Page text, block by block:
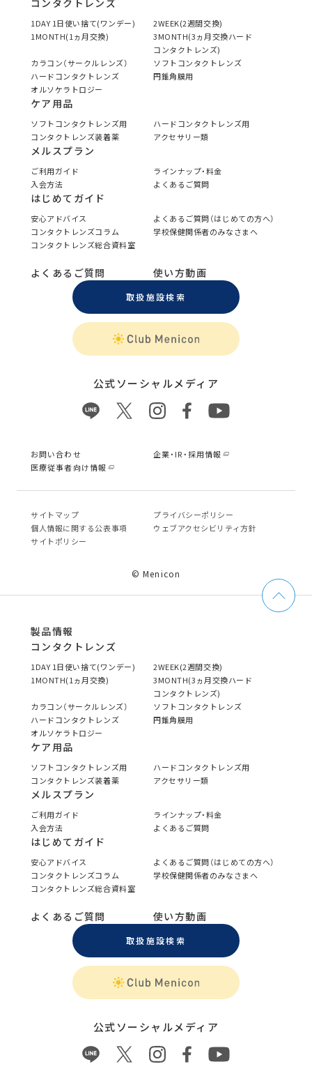
コンタクトレンズ
1DAY 1日使い捨て(ワンデー)
2WEEK(2週間交換)
1MONTH(1ヵ月交換)
3MONTH(3ヵ月交換ハード
コンタクトレンズ)
カラコン（サークルレンズ）
ソフトコンタクトレンズ
ハードコンタクトレンズ
円錐角膜用
オルソケラトロジー
ケア用品
ソフトコンタクトレンズ用
ハードコンタクトレンズ用
コンタクトレンズ装着薬
アクセサリー類
メルスプラン
ご利用ガイド
ラインナップ・料金
入会方法
よくあるご質問
はじめてガイド
安心アドバイス
よくあるご質問（はじめての方へ）
コンタクトレンズコラム
学校保健関係者のみなさまへ
コンタクトレンズ総合資料室
よくあるご質問 使い方動画
取扱施設検索
公式ソーシャルメディア
お問い合わせ
企業・IR・採用情報
医療従事者向け情報
サイトマップ
プライバシーポリシー
個⼈情報に関する公表事項
ウェブアクセシビリティ方針
サイトポリシー
© Menicon
製品情報
コンタクトレンズ
1DAY 1日使い捨て(ワンデー)
2WEEK(2週間交換)
1MONTH(1ヵ月交換)
3MONTH(3ヵ月交換ハード
コンタクトレンズ)
カラコン（サークルレンズ）
ソフトコンタクトレンズ
ハードコンタクトレンズ
円錐角膜用
オルソケラトロジー
ケア用品
ソフトコンタクトレンズ用
ハードコンタクトレンズ用
コンタクトレンズ装着薬
アクセサリー類
メルスプラン
ご利用ガイド
ラインナップ・料金
入会方法
よくあるご質問
はじめてガイド
安心アドバイス
よくあるご質問（はじめての方へ）
コンタクトレンズコラム
学校保健関係者のみなさまへ
コンタクトレンズ総合資料室
よくあるご質問 使い方動画
取扱施設検索
公式ソーシャルメディア